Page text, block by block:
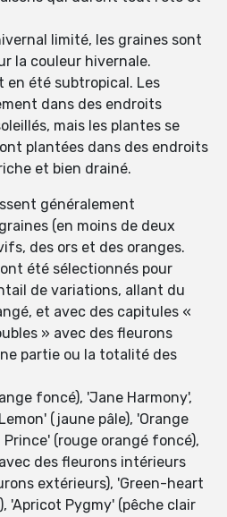
limité, les graines sont
la couleur hivernale.
en été subtropical. Les
dans des endroits
mais les plantes se
plantées dans des endroits
et bien drainé.
généralement
(en moins de deux
des ors et des oranges.
été sélectionnés pour
de variations, allant du
et avec des capitules «
» avec des fleurons
partie ou la totalité des
foncé), 'Jane Harmony',
(jaune pâle), 'Orange
(rouge orangé foncé),
des fleurons intérieurs
extérieurs), 'Green-heart
'Apricot Pygmy' (pêche clair